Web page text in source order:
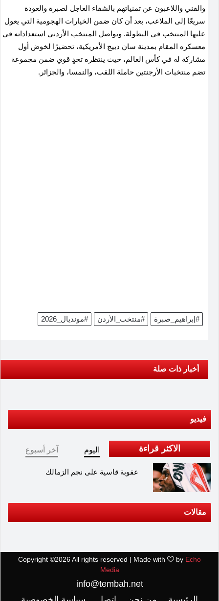
والفني واللاعبون عن تمنياتهم بالشفاء العاجل لصبرة والعودة
سريعًا إلى الملاعب، بعد أن كان ضمن الخيارات الهجومية التي يعول
عليها المنتخب في البطولة. ويواصل المنتخب الأردني استعداداته في
معسكره المقام بمدينة سان دييج الأمريكية، تحضيرًا لخوض أول
مشاركة له في كأس العالم، حيث ينتظره تحدٍ قوي ضمن مجموعة
تضم منتخبات الأرجنتين حاملة اللقب، والنمسا، والجزائر.
#مونديال_2026 #منتخب_الأردن #إبراهيم_صبرة
أخبار ذات صلة
فيديو
الاكثر قراءة اليوم آخر أسبوع
عقوبة قاسية على نجم الزمالك
مقالات
Copyright ©2026 All rights reserved | Made with by Echo
Media
info@tembah.net